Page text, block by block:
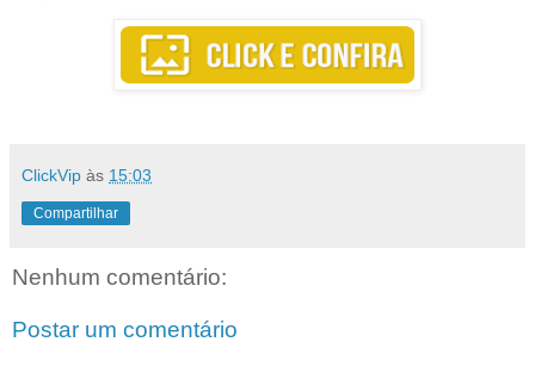
ClickVip às 15:03
Compartilhar
Nenhum comentário:
Postar um comentário